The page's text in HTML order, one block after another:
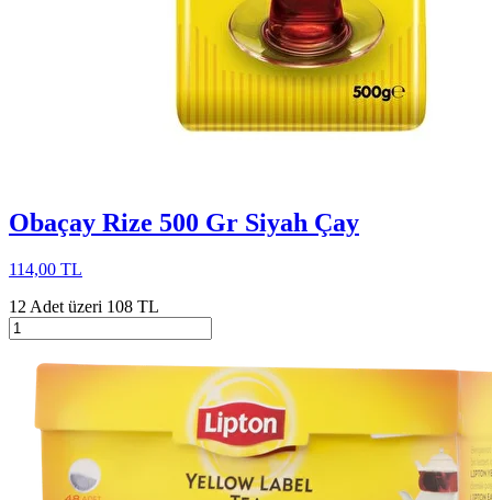
Obaçay Rize 500 Gr Siyah Çay
114,00 TL
12 Adet üzeri 108 TL